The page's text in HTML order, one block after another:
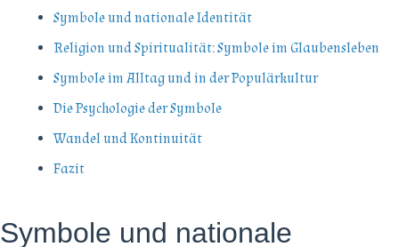
Symbole und nationale Identität
Religion und Spiritualität: Symbole im Glaubensleben
Symbole im Alltag und in der Populärkultur
Die Psychologie der Symbole
Wandel und Kontinuität
Fazit
Symbole und nationale